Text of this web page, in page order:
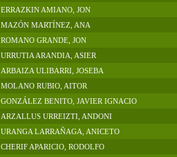
ERRAZKIN AMIANO, JON
MAZÓN MARTÍNEZ, ANA
ROMANO GRANDE, JON
URRUTIA ARANDIA, ASIER
ARBAIZA ULIBARRI, JOSEBA
MOLANO RUBIO, AITOR
GONZÁLEZ BENITO, JAVIER IGNACIO
ARZALLUS URREIZTI, ANDONI
URANGA LARRAÑAGA, ANICETO
CHERIF APARICIO, RODOLFO